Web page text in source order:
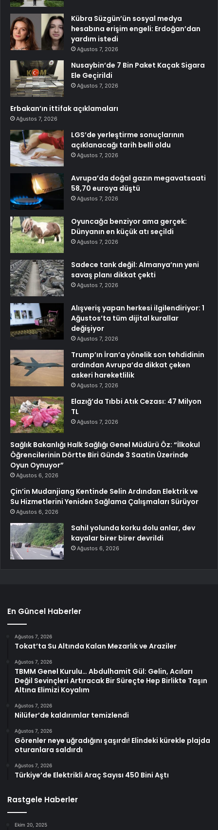
Kübra Süzgün’ün sosyal medya
hesabına erişim engeli: Erdoğan’dan
yardım istedi
Ağustos 7, 2026
Nusaybin’de 7 Bin Paket Kaçak Sigara
Ele Geçirildi
Ağustos 7, 2026
Erbakan’ın ittifak açıklamaları
Ağustos 7, 2026
LGS’de yerleştirme sonuçlarının
açıklanacağı tarih belli oldu
Ağustos 7, 2026
Avrupa’da doğal gazın megavatsaati
58,70 euroya düştü
Ağustos 7, 2026
Oyuncağa benziyor ama gerçek:
Dünyanın en küçük atı seçildi
Ağustos 7, 2026
Sadece tank değil: Almanya’nın yeni
savaş planı dikkat çekti
Ağustos 7, 2026
Alışveriş yapan herkesi ilgilendiriyor: 1
Ağustos’ta tüm dijital kurallar
değişiyor
Ağustos 7, 2026
Trump’ın İran’a yönelik son tehdidinin
ardından Avrupa’da dikkat çeken
askeri hareketlilik
Ağustos 7, 2026
Elazığ’da Tıbbi Atık Cezası: 47 Milyon
TL
Ağustos 7, 2026
Sağlık Bakanlığı Halk Sağlığı Genel Müdürü Öz: “İlkokul
Öğrencilerinin Dörtte Biri Günde 3 Saatin Üzerinde
Oyun Oynuyor”
Ağustos 6, 2026
Çin’in Mudanjiang Kentinde Selin Ardından Elektrik ve
Su Hizmetlerini Yeniden Sağlama Çalışmaları Sürüyor
Ağustos 6, 2026
Sahil yolunda korku dolu anlar, dev
kayalar birer birer devrildi
Ağustos 6, 2026
En Güncel Haberler
Ağustos 7, 2026
Tokat’ta Su Altında Kalan Mezarlık ve Araziler
Ağustos 7, 2026
TBMM Genel Kurulu… Abdulhamit Gül: Gelin, Acıları
Değil Sevinçleri Artıracak Bir Süreçte Hep Birlikte Taşın
Altına Elimizi Koyalım
Ağustos 7, 2026
Nilüfer’de kaldırımlar temizlendi
Ağustos 7, 2026
Görenler neye uğradığını şaşırdı! Elindeki kürekle plajda
oturanlara saldırdı
Ağustos 7, 2026
Türkiye’de Elektrikli Araç Sayısı 450 Bini Aştı
Rastgele Haberler
Ekim 20, 2025